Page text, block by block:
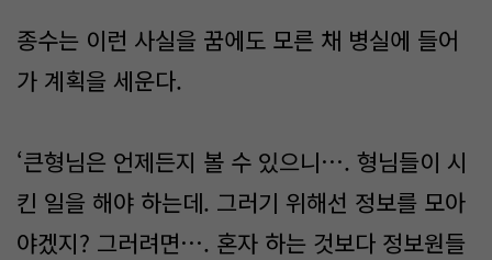
종수는 이런 사실을 꿈에도 모른 채 병실에 들어
가 계획을 세운다.
‘큰형님은 언제든지 볼 수 있으니…. 형님들이 시
킨 일을 해야 하는데. 그러기 위해선 정보를 모아
야겠지? 그러려면…. 혼자 하는 것보다 정보원들